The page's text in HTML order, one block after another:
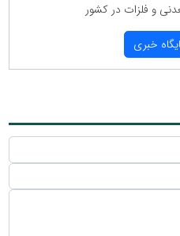
و فلزات در كشور
خبری